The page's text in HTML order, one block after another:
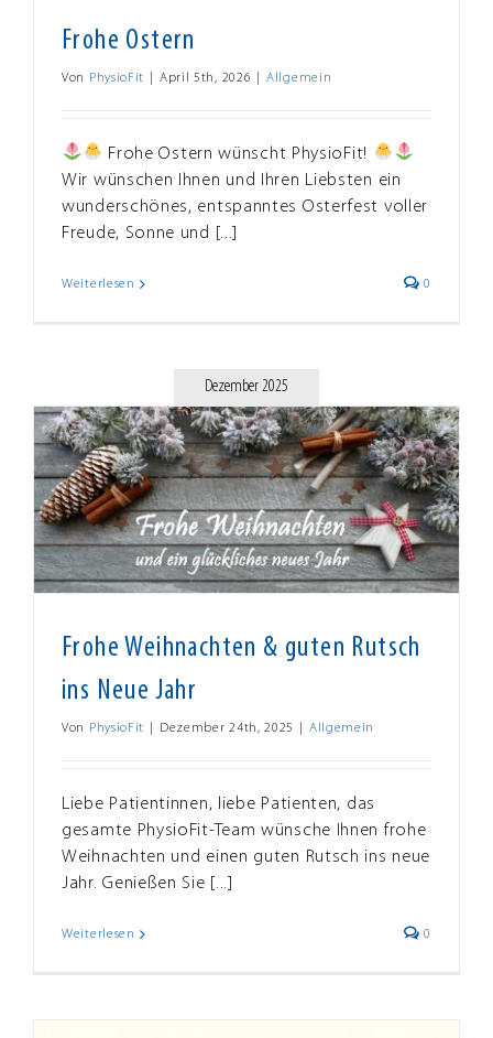
Frohe Ostern
Von PhysioFit April 5th, 2026 Allgemein
Frohe Ostern wünscht PhysioFit!
Wir wünschen Ihnen und Ihren Liebsten ein
wunderschönes, entspanntes Osterfest voller
Freude, Sonne und [...]
Weiterlesen 0
Dezember 2025
Frohe Weihnachten & guten Rutsch
ins Neue Jahr
Von PhysioFit Dezember 24th, 2025 Allgemein
Liebe Patientinnen, liebe Patienten, das
gesamte PhysioFit-Team wünsche Ihnen frohe
Weihnachten und einen guten Rutsch ins neue
Jahr. Genießen Sie [...]
Weiterlesen 0